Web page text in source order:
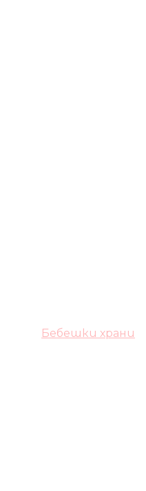
Бебешки храни